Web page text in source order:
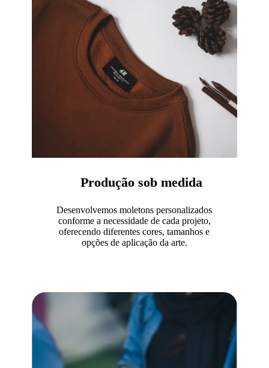
Produção sob medida
Desenvolvemos moletons personalizados
conforme a necessidade de cada projeto,
oferecendo diferentes cores, tamanhos e
opções de aplicação da arte.